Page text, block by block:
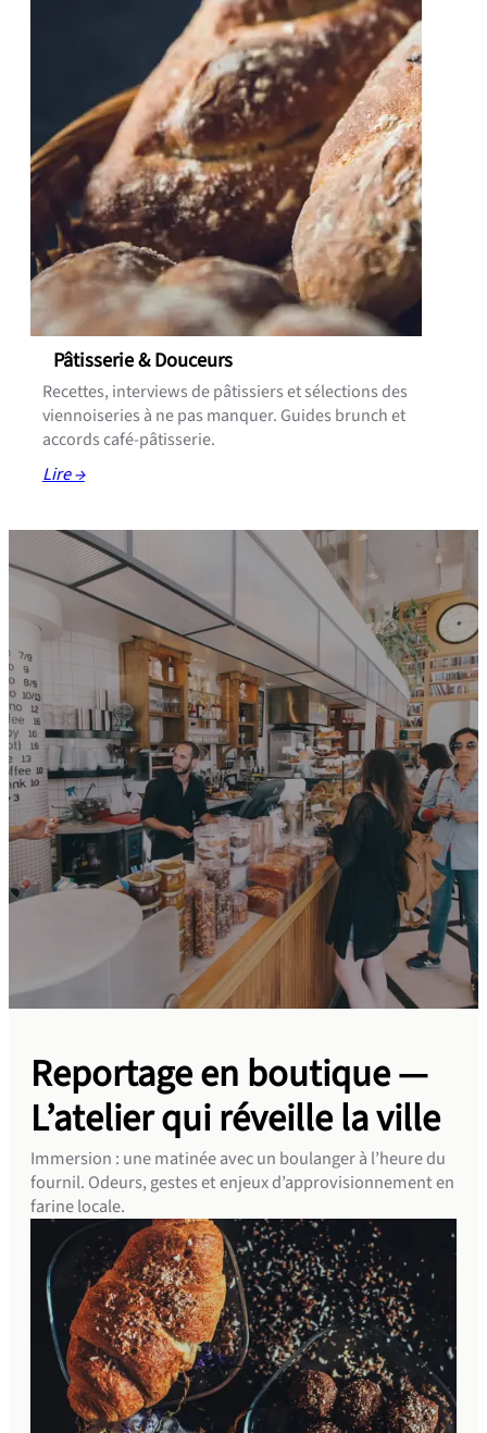
Pâtisserie & Douceurs
Recettes, interviews de pâtissiers et sélections des
viennoiseries à ne pas manquer. Guides brunch et
accords café-pâtisserie.
Lire →
Reportage en boutique —
L’atelier qui réveille la ville
Immersion : une matinée avec un boulanger à l’heure du
fournil. Odeurs, gestes et enjeux d’approvisionnement en
farine locale.